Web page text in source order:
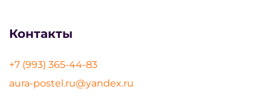
Контакты
+7 (993) 365-44-83
aura-postel.ru@yandex.ru